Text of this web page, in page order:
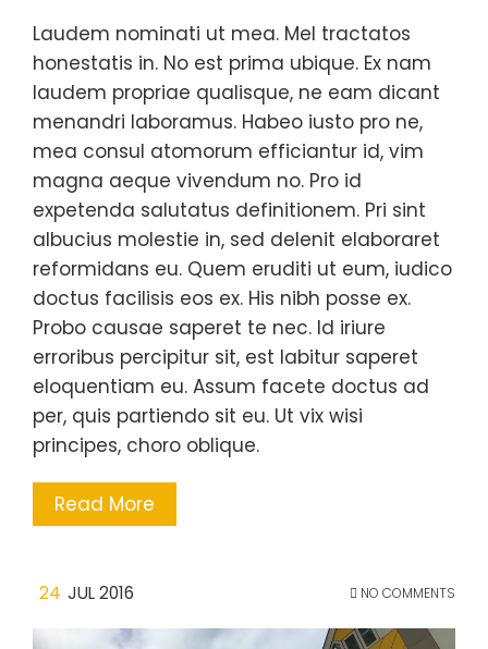
Laudem nominati ut mea. Mel tractatos
honestatis in. No est prima ubique. Ex nam
laudem propriae qualisque, ne eam dicant
menandri laboramus. Habeo iusto pro ne,
mea consul atomorum efficiantur id, vim
magna aeque vivendum no. Pro id
expetenda salutatus definitionem. Pri sint
albucius molestie in, sed delenit elaboraret
reformidans eu. Quem eruditi ut eum, iudico
doctus facilisis eos ex. His nibh posse ex.
Probo causae saperet te nec. Id iriure
erroribus percipitur sit, est labitur saperet
eloquentiam eu. Assum facete doctus ad
per, quis partiendo sit eu. Ut vix wisi
principes, choro oblique.
Read More
24 JUL 2016 NO COMMENTS